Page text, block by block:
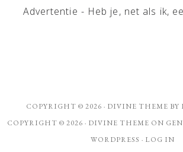
Advertentie - Heb je, net als ik,
COPYRIGHT © 2026 · DIVINE THEME BY
COPYRIGHT © 2026 · DIVINE THEME ON
WORDPRESS · LOG IN